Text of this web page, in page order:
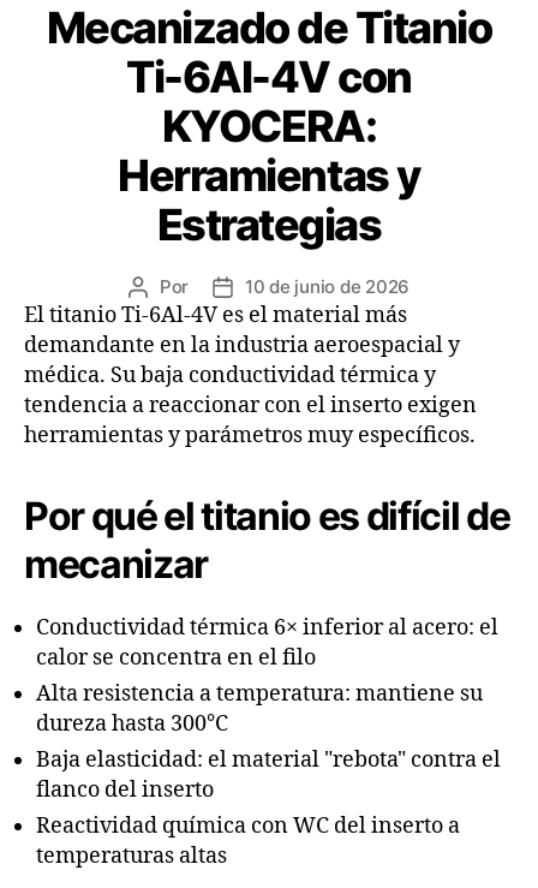
Mecanizado de Titanio
Ti-6Al-4V con
KYOCERA:
Herramientas y
Estrategias
Por 10 de junio de 2026
El titanio Ti-6Al-4V es el material más
demandante en la industria aeroespacial y
médica. Su baja conductividad térmica y
tendencia a reaccionar con el inserto exigen
herramientas y parámetros muy específicos.
Por qué el titanio es difícil de
mecanizar
Conductividad térmica 6× inferior al acero: el
calor se concentra en el filo
Alta resistencia a temperatura: mantiene su
dureza hasta 300°C
Baja elasticidad: el material "rebota" contra el
flanco del inserto
Reactividad química con WC del inserto a
temperaturas altas